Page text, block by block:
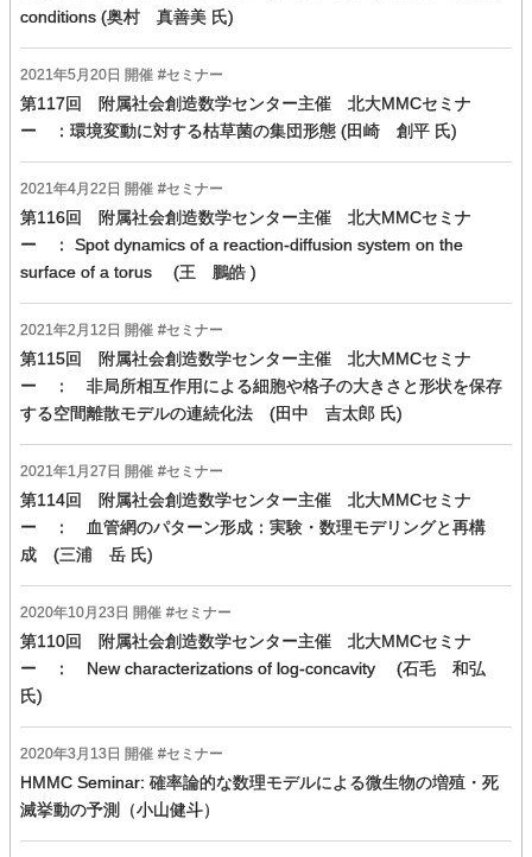
conditions (奥村 真善美 氏)
2021年5月20日 開催 セミナー
第117回 附属社会創造数学センター主催 北大MMCセミナ
ー ：環境変動に対する枯草菌の集団形態 (田崎 創平 氏)
2021年4月22日 開催 セミナー
第116回 附属社会創造数学センター主催 北大MMCセミナ
ー ： Spot dynamics of a reaction-diffusion system on the
surface of a torus (王 鵬皓 )
2021年2 月 12日 開催 セミナー
第115回 附属社会創造数学センター主催 北大MMCセミナ
ー ： 非局所相互作用による細胞や格子の大きさと形状を保存
する空間離散モデルの連続化法 (田中 吉太郎 氏)
2021年1 月27日 開催 セミナー
第114回 附属社会創造数学センター主催 北大MMCセミナ
ー ： 血管網のパターン形成：実験・数理モデリングと再構
成 (三浦 岳 氏)
2020年10月23日 開催 セミナー
第110回 附属社会創造数学センター主催 北大MMCセミナ
ー ： New characterizations of log-concavity (石毛 和弘
氏)
2020年3月 13日 開催 セミナー
HMMC Seminar: 確率論的な数理モデルによる微生物の増殖・死
滅挙動の予測（小山健斗）